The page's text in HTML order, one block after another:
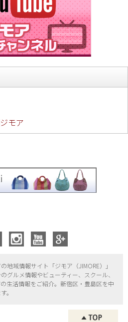
モア
地域情報サイト「ジモア（JIMORE）」
グルメ情報やビューティー、 スクール、
生活情報をご紹介。新宿区・ 豊島区を中
。